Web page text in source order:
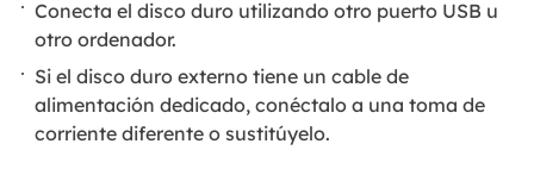
Conecta el disco duro utilizando otro puerto USB u
otro ordenador.
Si el disco duro externo tiene un cable de
alimentación dedicado, conéctalo a una toma de
corriente diferente o sustitúyelo.